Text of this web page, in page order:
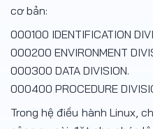
cơ bản:
000100 IDENTIFICATION
000200 ENVIRONMENT
000300 DATA DIVISION.
000400 PROCEDURE
Trong hệ điều hành Linux,